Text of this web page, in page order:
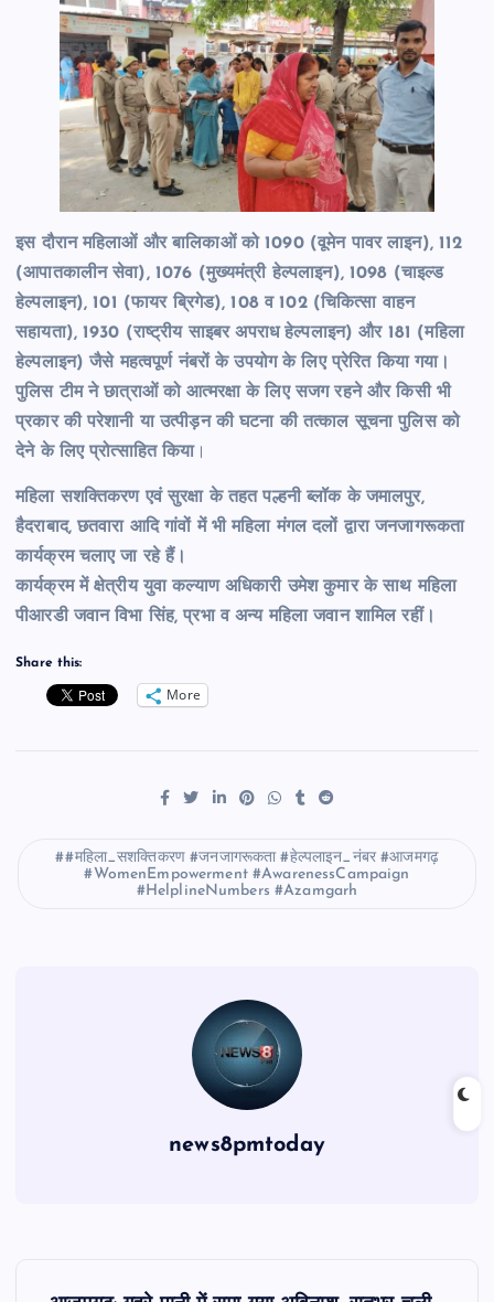
इस दौरान महिलाओं और बालिकाओं को 1090 (वूमेन पावर लाइन), 112
(आपातकालीन सेवा), 1076 (मुख्यमंत्री हेल्पलाइन), 1098 (चाइल्ड
हेल्पलाइन), 101 (फायर ब्रिगेड), 108 व 102 (चिकित्सा वाहन
सहायता), 1930 (राष्ट्रीय साइबर अपराध हेल्पलाइन) और 181 (महिला
हेल्पलाइन) जैसे महत्वपूर्ण नंबरों के उपयोग के लिए प्रेरित किया गया।
पुलिस टीम ने छात्राओं को आत्मरक्षा के लिए सजग रहने और किसी भी
प्रकार की परेशानी या उत्पीड़न की घटना की तत्काल सूचना पुलिस को
देने के लिए प्रोत्साहित किया।
महिला सशक्तिकरण एवं सुरक्षा के तहत पल्हनी ब्लॉक के जमालपुर,
हैदराबाद, छतवारा आदि गांवों में भी महिला मंगल दलों द्वारा जनजागरूकता
कार्यक्रम चलाए जा रहे हैं।
कार्यक्रम में क्षेत्रीय युवा कल्याण अधिकारी उमेश कुमार के साथ महिला
पीआरडी जवान विभा सिंह, प्रभा व अन्य महिला जवान शामिल रहीं।
Share this:
More
#महिला_सशक्तिकरण #जनजागरूकता #हेल्पलाइन_नंबर #आजमगढ़
#WomenEmpowerment #AwarenessCampaign
#HelplineNumbers #Azamgarh
news8pmtoday